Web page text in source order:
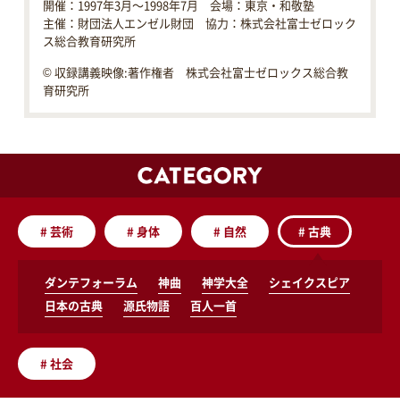
開催：1997年3月～1998年7月 会場：東京・和敬塾
主催：財団法人エンゼル財団 協力：株式会社富士ゼロック
ス総合教育研究所
© 収録講義映像:著作権者 株式会社富士ゼロックス総合教
育研究所
#芸術 #身体 # 自然 #古典
ダンテフォーラム 神曲 神学大全
シェイクスピア
日本の古典
源氏物語 百人一首
#社会